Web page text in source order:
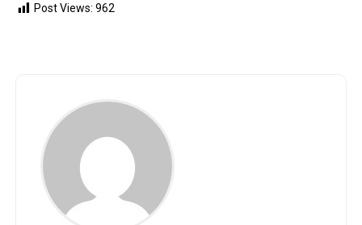
Post Views: 962